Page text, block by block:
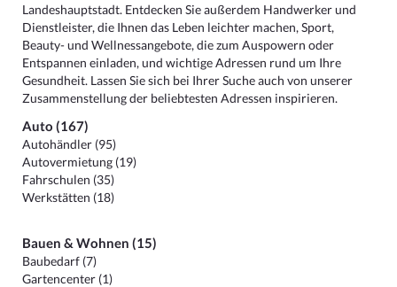
Landeshauptstadt. Entdecken Sie außerdem Handwerker und
Dienstleister, die Ihnen das Leben leichter machen, Sport,
Beauty- und Wellnessangebote, die zum Auspowern oder
Entspannen einladen, und wichtige Adressen rund um Ihre
Gesundheit. Lassen Sie sich bei Ihrer Suche auch von unserer
Zusammenstellung der beliebtesten Adressen inspirieren.
Auto (167)
Autohändler (95)
Autovermietung (19)
Fahrschulen (35)
Werkstätten (18)
Bauen & Wohnen (15)
Baubedarf (7)
Gartencenter (1)